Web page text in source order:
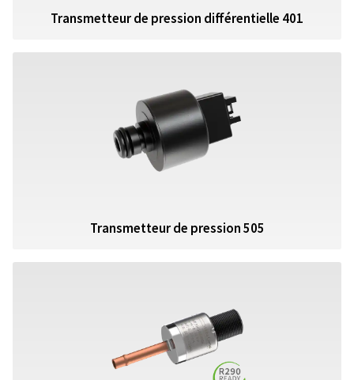
Transmetteur de pression différentielle 401
Transmetteur de pression 505